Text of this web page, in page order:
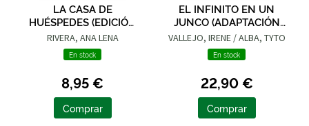
LA CASA DE
HUÉSPEDES (EDICIÓN
LIMITADA · VERANO)
RIVERA, ANA LENA
En stock
8,95 €
Comprar
EL INFINITO EN UN
JUNCO (ADAPTACIÓN
GRÁFICA)
VALLEJO, IRENE / ALBA, TYTO
En stock
22,90 €
Comprar